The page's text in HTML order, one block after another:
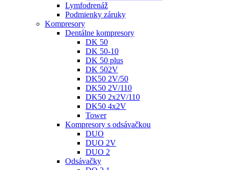
Lymfodrenáž
Podmienky záruky
Kompresory
Dentálne kompresory
DK 50
DK 50-10
DK 50 plus
DK 502V
DK50 2V/50
DK50 2V/110
DK50 2x2V/110
DK50 4x2V
Tower
Kompresory s odsávačkou
DUO
DUO 2V
DUO 2
Odsávačky